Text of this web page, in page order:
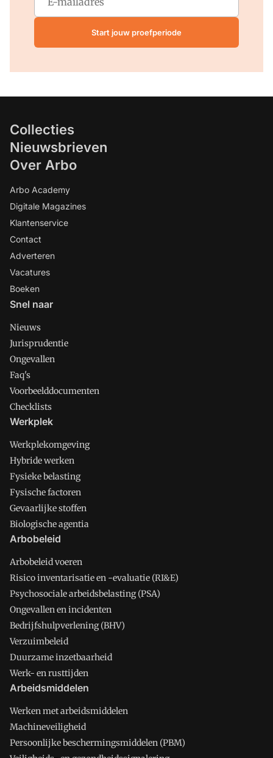
Start jouw proefperiode
Collecties
Nieuwsbrieven
Over Arbo
Arbo Academy
Digitale Magazines
Klantenservice
Contact
Adverteren
Vacatures
Boeken
Snel naar
Nieuws
Jurisprudentie
Ongevallen
Faq's
Voorbeelddocumenten
Checklists
Werkplek
Werkplekomgeving
Hybride werken
Fysieke belasting
Fysische factoren
Gevaarlijke stoffen
Biologische agentia
Arbobeleid
Arbobeleid voeren
Risico inventarisatie en -evaluatie (RI&E)
Psychosociale arbeidsbelasting (PSA)
Ongevallen en incidenten
Bedrijfshulpverlening (BHV)
Verzuimbeleid
Duurzame inzetbaarheid
Werk- en rusttijden
Arbeidsmiddelen
Werken met arbeidsmiddelen
Machineveiligheid
Persoonlijke beschermingsmiddelen (PBM)